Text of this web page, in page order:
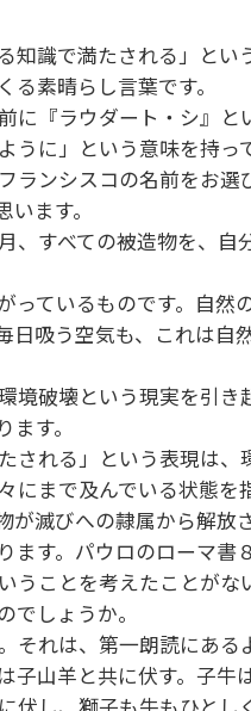
知識で満たされる」と
る素晴らし言葉です。
に『ラウダート・シ』
うに」という意味を持
ランシスコの名前をお
ます。
、すべての被造物を、
っているものです。自
日吸う空気も、これは
境破壊という現実を引
す。
される」という表現は
にまで及んでいる状態
が滅びへの隷属から解
ます。パウロのローマ
うことを考えたことが
でしょうか。
それは、第一朗読にあ
子山羊と共に伏す。子